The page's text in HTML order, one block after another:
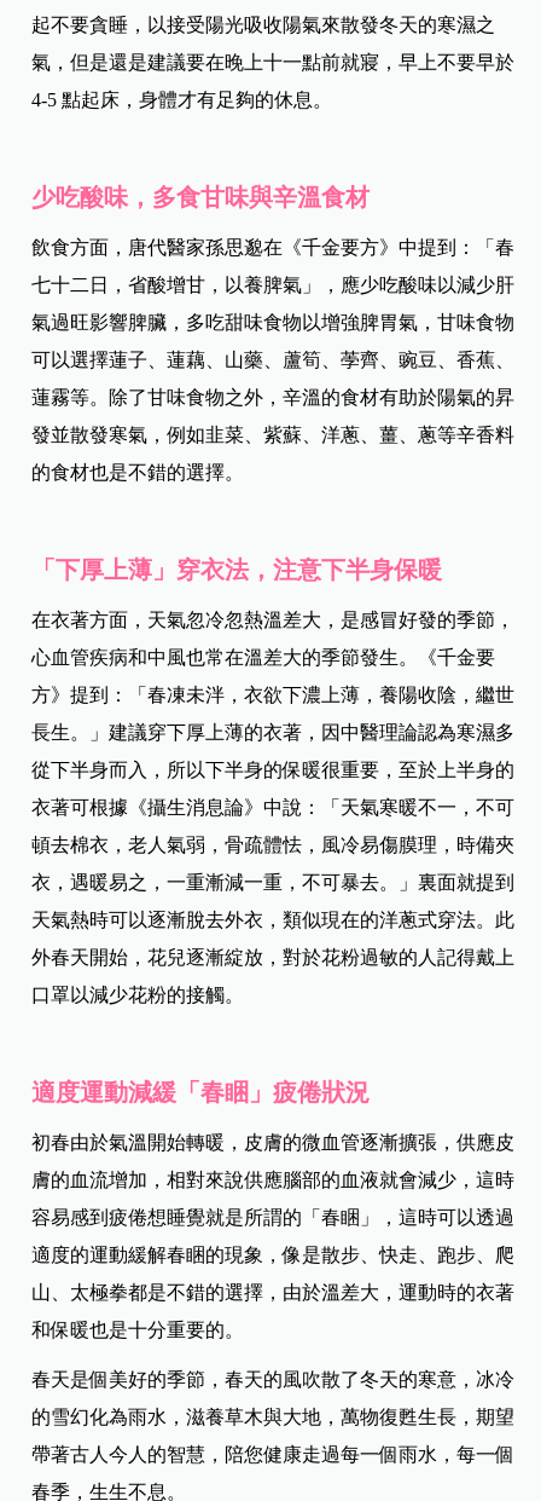
起不要貪睡，以接受陽光吸收陽氣來散發冬天的寒濕之
氣，但是還是建議要在晚上十一點前就寢，早上不要早於
4-5 點起床，身體才有足夠的休息。
少吃酸味，多食甘味與辛溫食材
飲食方面，唐代醫家孫思邈在《千金要方》中提到：「春
七十二日，省酸增甘，以養脾氣」，應少吃酸味以減少肝
氣過旺影響脾臟，多吃甜味食物以增強脾胃氣，甘味食物
可以選擇蓮子、蓮藕、山藥、蘆筍、荸齊、豌豆、香蕉、
蓮霧等。除了甘味食物之外，辛溫的食材有助於陽氣的昇
發並散發寒氣，例如韭菜、紫蘇、洋蔥、薑、蔥等辛香料
的食材也是不錯的選擇。
「下厚上薄」穿衣法，注意下半身保暖
在衣著方面，天氣忽冷忽熱溫差大，是感冒好發的季節，
心血管疾病和中風也常在溫差大的季節發生。《千金要
方》提到：「春凍未泮，衣欲下濃上薄，養陽收陰，繼世
長生。」建議穿下厚上薄的衣著，因中醫理論認為寒濕多
從下半身而入，所以下半身的保暖很重要，至於上半身的
衣著可根據《攝生消息論》中說：「天氣寒暖不一，不可
頓去棉衣，老人氣弱，骨疏體怯，風冷易傷膜理，時備夾
衣，遇暖易之，一重漸減一重，不可暴去。」裏面就提到
天氣熱時可以逐漸脫去外衣，類似現在的洋蔥式穿法。此
外春天開始，花兒逐漸綻放，對於花粉過敏的人記得戴上
口罩以減少花粉的接觸。
適度運動減緩「春睏」疲倦狀況
初春由於氣溫開始轉暖，皮膚的微血管逐漸擴張，供應皮
膚的血流增加，相對來說供應腦部的血液就會減少，這時
容易感到疲倦想睡覺就是所謂的「春睏」，這時可以透過
適度的運動緩解春睏的現象，像是散步、快走、跑步、爬
山、太極拳都是不錯的選擇，由於溫差大，運動時的衣著
和保暖也是十分重要的。
春天是個美好的季節，春天的風吹散了冬天的寒意，冰冷
的雪幻化為雨水，滋養草木與大地，萬物復甦生長，期望
帶著古人今人的智慧，陪您健康走過每一個雨水，每一個
春季，生生不息。